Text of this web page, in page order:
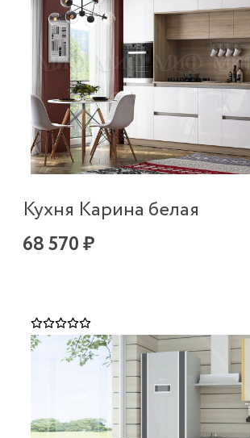
Кухня Карина белая
68 570 ₽